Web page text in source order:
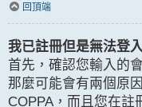
回頂端
我已註冊但是無法登入
首先，確認您輸入的
那麼可能會有兩個原
COPPA，而且您在註